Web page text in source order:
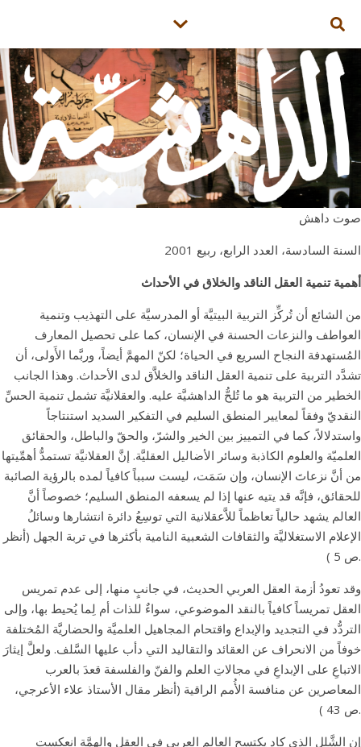
صوت داهش
السنة السادسة، العدد الرابع، ربيع 2001
أهمية تنمية العقل الناقد والخلاق في الأحداث
من الشائع أن تُركِّز التربية البيتيَّة أو المدرسيَّة على التهذيب وتنمية
العواطف والنزعات الحسنة في الإنسان، كما على تحصيل المعارف
المُستهدفة النجاح السريع في الحياة؛ لكنّ المهمَّ أيضاً، وربَّما الأَولى، أن
تشدَّد التربية على تنمية العقل الناقد والخلاَّق لدى الأحداث. وهذا الجانب
الخطير من التربية هو ما تُلحُّ الداهشيَّة عليه. والعقلانيَّة تشمل تنمية الحسِّ
النقديّ وفقاً لمعايير المنطق السليم في التفكير السديد استنتاجاً
واستدلالاً، كما في التمييز بين الخير والشرّ، والحقّ والباطل، والحقائق
العلميّة والعلوم الكاذبة وسائر الأضاليل العقليَّة. إنَّ العقلانيَّة تستمدُّ أهمِّيتها
من أنَّ نزعاتَ الإنسان، وإن سَمَت، ليست سبباً كافياً لمده بالرؤية الصائبة
للحقائق، فإنَّه قد يتيه عنها إذا لم يسعفه المنطق السليم؛ خصوصاً أنَّ
العالم يشهد حالياً تعاظماً للاَّعقلانية التي توسِعُ دائرة انتشارها وسائلُ
الإعلام الاستغلاليَّة والثقافات الشعبية النامية بأكثرها في تربة الجهل (أنظر
ص 5 ).
وقد تعودُ أزمة العقل العربي الحديث، في جانبٍ منها، إلى عدم تمريس
العقل تمريساً كافياً بالنقد الموضوعي، سواءٌ للذات أم لِما يُحيط بها، وإلى
التردُّد في التجديد والإبداع واقتحام المجاهيل العلميَّة والحضاريَّة المُختلفة
خوفاً من الانحراف عن العقائد والتقاليد التي دأب عليها السَّلف. ولعلَّ إيثارَ
الاتباعِ على الإبداعِ في مجالاتِ العلم والفنّ والفلسفة قعدَ بالعرب
المعاصرين عن منافسة الأُمم الراقية (أنظر مقال الأستاذ علاء الأعرجي،
ص 43 ).
إن الشَّلل الذي كاد يكتسح العالم العربي في العقل والهمَّة انعكست